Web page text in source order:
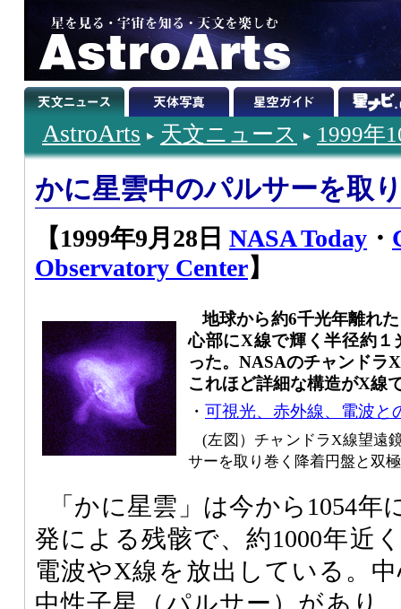
AstroArts 天文ニュース 1999年
かに星雲中のパルサーを取
【1999年9月28日 NASA Today ・
Observatory Center】
地球から約6千光年離れ
心部にX線で輝く半径約
った。NASAのチャンドラ
これほど詳細な構造がX線
・ 可視光、赤外線、電波と
(左図）チャンドラX線望遠
サーを取り巻く降着円盤と双
「かに星雲」は今から1054
発による残骸で、約1000年近
電波やX線を放出している。
中性子星（パルサー）があり